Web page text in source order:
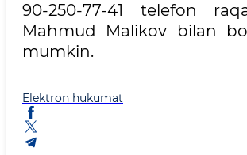
90-250-77-41 telefon
Mahmud Malikov bilan
mumkin.
Elektron hukumat